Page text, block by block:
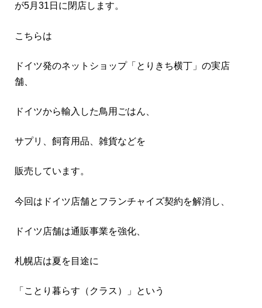
が5月31日に閉店します。
こちらは
ドイツ発のネットショップ「とりきち横丁」の実店
舗、
ドイツから輸入した鳥用ごはん、
サプリ、飼育用品、雑貨などを
販売しています。
今回はドイツ店舗とフランチャイズ契約を解消し、
ドイツ店舗は通販事業を強化、
札幌店は夏を目途に
「ことり暮らす（クラス）」という